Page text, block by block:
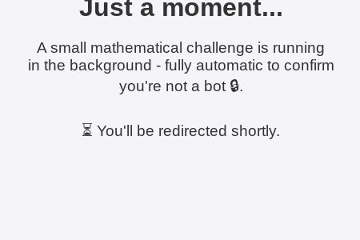
Just a moment...
A small mathematical challenge is running
in the background - fully automatic to confirm
you're not a bot 🔒.
⏳ You'll be redirected shortly.